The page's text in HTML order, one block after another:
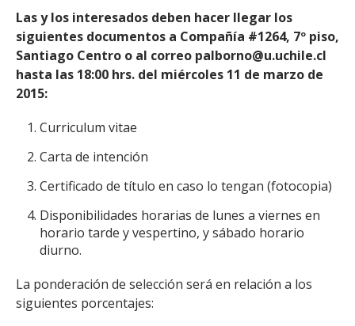
Las y los interesados deben hacer llegar los
siguientes documentos a Compañía #1264, 7º piso,
Santiago Centro o al correo palborno@u.uchile.cl
hasta las 18:00 hrs. del miércoles 11 de marzo de
2015:
Curriculum vitae
Carta de intención
Certificado de título en caso lo tengan (fotocopia)
Disponibilidades horarias de lunes a viernes en
horario tarde y vespertino, y sábado horario
diurno.
La ponderación de selección será en relación a los
siguientes porcentajes: